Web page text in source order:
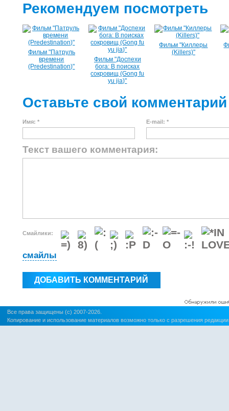
Рекомендуем посмотреть
Фильм "Патруль
времени
(Predestination)"
Фильм "Доспехи
бога: В поисках
сокровищ (Gong fu
yu jia)"
Фильм "Киллеры
(Killers)"
Оставьте свой комментарий
Имя: * E-mail: *
Текст вашего комментария:
Смайлики:
смайлы
Все права защищены (c) 2007-2026.
Копирование и использование материалов возможно только с разрешения